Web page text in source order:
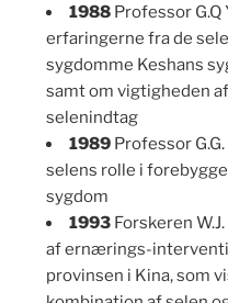
1988 Professor
erfaringerne fra de
sygdomme Keshans
samt om vigtigheden
selenindtag
1989 Professor
selens rolle i
sygdom
1993 Forskeren
af ernærings-
provinsen i Kina, som